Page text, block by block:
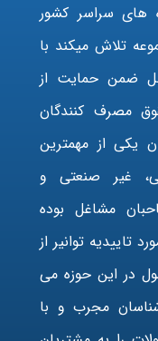
های سراسر کشور
تلاش میکند با
ضمن حمایت از
مصرف کنندگان
یکی از مهمترین
غیر صنعتی و
مشاغل بوده
تاییدیه توانیر از
در این حوزه می
مجرب و با